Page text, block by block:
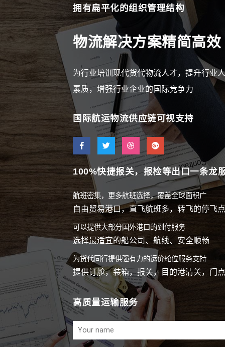
拥有扁平化的组织管理结构
物流解决方案精简高效
为行业培训现代货代物流人才，提升行业
素质，增强行业企业的国际竞争力
国际航运物流供应链可视支持
100%快捷报关，报检等出口一条龙
航班密集，更多航班选择，覆盖全球面积广
自由贸易港口，直飞航班多，转飞的停飞
可以提供大部分国外港口的到付服务
选择最适宜的船公司、航线、安全顺畅
为货代同行提供强有力的运价舱位服务支持
提供订舱，装箱，报关，目的港清关，门
高质量运输服务